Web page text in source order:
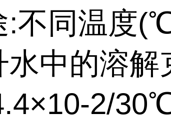
:不同温度
水中的溶解
2/